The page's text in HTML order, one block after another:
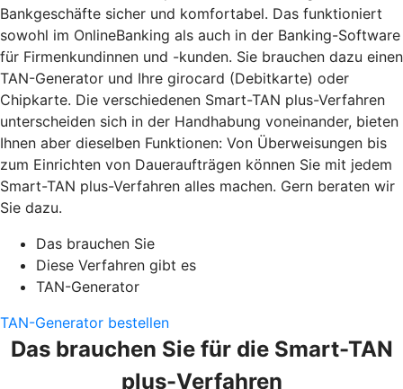
Bankgeschäfte sicher und komfortabel. Das funktioniert
sowohl im OnlineBanking als auch in der Banking-Software
für Firmenkundinnen und -kunden. Sie brauchen dazu einen
TAN-Generator und Ihre girocard (Debitkarte) oder
Chipkarte. Die verschiedenen Smart-TAN plus-Verfahren
unterscheiden sich in der Handhabung voneinander, bieten
Ihnen aber dieselben Funktionen: Von Überweisungen bis
zum Einrichten von Daueraufträgen können Sie mit jedem
Smart-TAN plus-Verfahren alles machen. Gern beraten wir
Sie dazu.
Das brauchen Sie
Diese Verfahren gibt es
TAN-Generator
TAN-Generator bestellen
Das brauchen Sie für die Smart-TAN
plus-Verfahren